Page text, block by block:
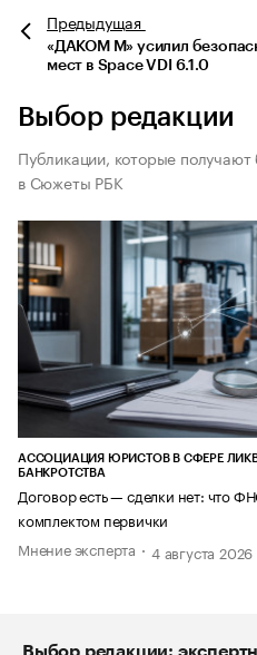
Предыдущая
«ДАКОМ М» усилил
мест в Space VDI 6.1.0
Выбор редакции
Публикации, которые
в Сюжеты РБК
АССОЦИАЦИЯ ЮРИСТОВ В СФЕРЕ
БАНКРОТСТВА
Договор есть — сделки нет: что
комплектом первички
Мнение эксперта
4 августа 2026